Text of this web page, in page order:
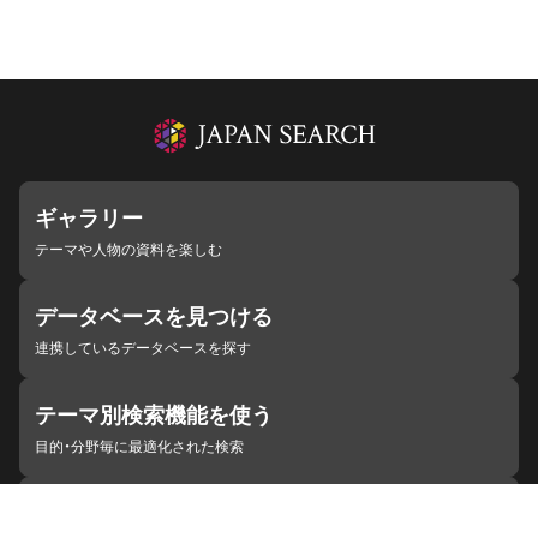
ギャラリー
テーマや人物の資料を楽しむ
データベースを見つける
連携しているデータベースを探す
テーマ別検索機能を使う
目的・分野毎に最適化された検索